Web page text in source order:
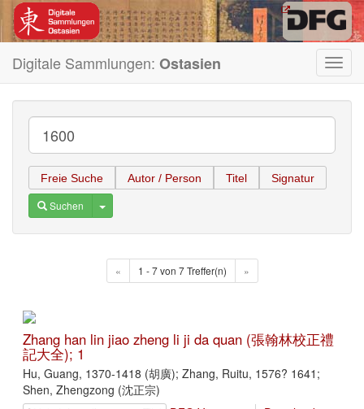
Digitale Sammlungen: Ostasien
Freie Suche Autor / Person Titel Signatur
Suchen Toggle Dropdown
« 1 - 7 von 7 Treffer(n) »
Zhang han lin jiao zheng li ji da quan (張翰林校正禮
記大全); 1
Hu, Guang, 1370-1418 (胡廣); Zhang, Ruitu, 1576? 1641;
Shen, Zhengzong (沈正宗)